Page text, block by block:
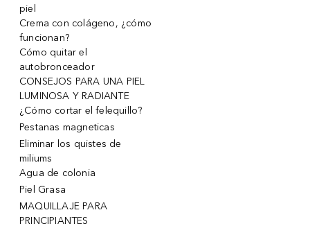
piel
Crema con colágeno, ¿cómo
funcionan?
Cómo quitar el
autobronceador
CONSEJOS PARA UNA PIEL
LUMINOSA Y RADIANTE
¿Cómo cortar el felequillo?
Pestanas magneticas
Eliminar los quistes de
miliums
Agua de colonia
Piel Grasa
MAQUILLAJE PARA
PRINCIPIANTES